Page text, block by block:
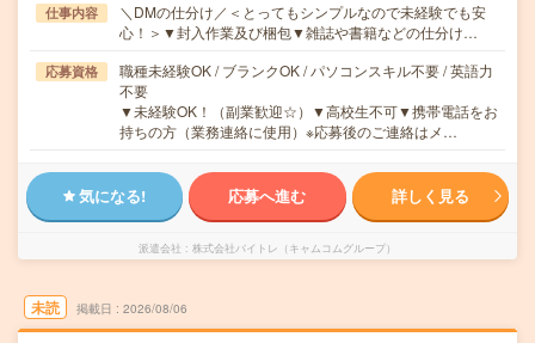
仕事内容
＼DMの仕分け／＜とってもシンプルなので未経験でも安
心！＞▼封入作業及び梱包▼雑誌や書籍などの仕分け…
応募資格
職種未経験OK / ブランクOK / パソコンスキル不要 / 英語力
不要
▼未経験OK！（副業歓迎☆）▼高校生不可▼携帯電話をお
持ちの方（業務連絡に使用）※応募後のご連絡はメ…
気になる! 応募へ進む 詳しく見る
派遣会社 株式会社バイトレ（キャムコムグループ）
未読 掲載日 2026/08/06